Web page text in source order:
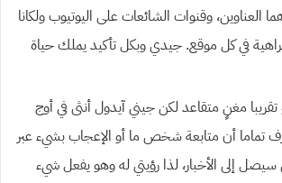
العناوين، وقنوات الشائعات على اليوتيوب ولكانا
في كل موقع. جيدي وبكل تأكيد يملك حياة
مغنٍ متقاعد لكن جيني آيدول أنثى في أوج
تماما أن متابعة شخص ما أو الإعجاب بشيء عبر
إلى الأخبار، لذا رؤيتي له وهو يفعل شيء